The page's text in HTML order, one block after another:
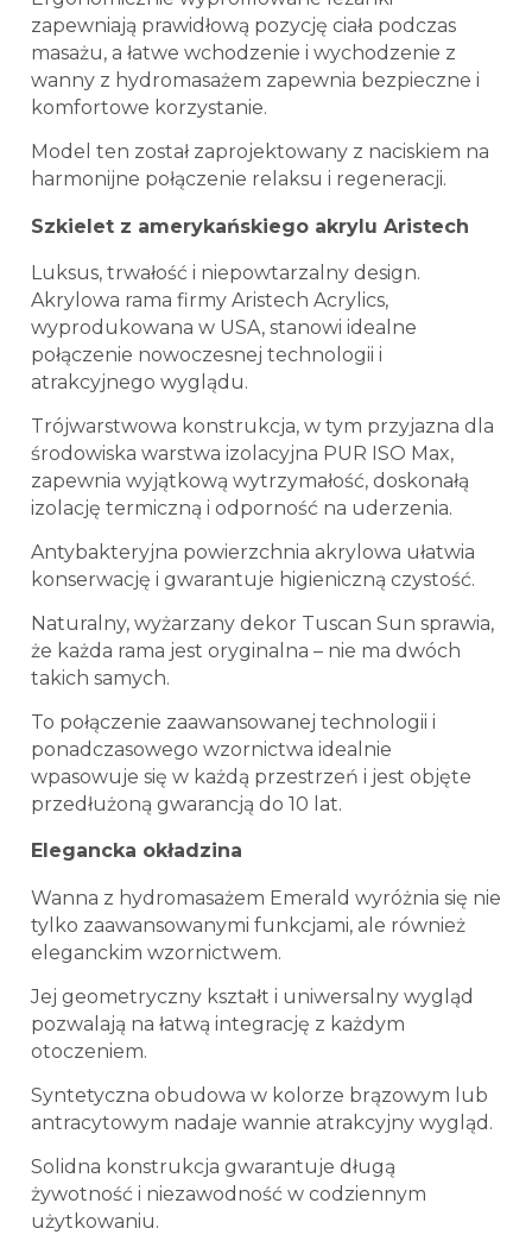
zapewniają prawidłową pozycję ciała podczas
masażu, a łatwe wchodzenie i wychodzenie z
wanny z hydromasażem zapewnia bezpieczne i
komfortowe korzystanie.
Model ten został zaprojektowany z naciskiem na
harmonijne połączenie relaksu i regeneracji.
Szkielet z amerykańskiego akrylu Aristech
Luksus, trwałość i niepowtarzalny design.
Akrylowa rama firmy Aristech Acrylics,
wyprodukowana w USA, stanowi idealne
połączenie nowoczesnej technologii i
atrakcyjnego wyglądu.
Trójwarstwowa konstrukcja, w tym przyjazna dla
środowiska warstwa izolacyjna PUR ISO Max,
zapewnia wyjątkową wytrzymałość, doskonałą
izolację termiczną i odporność na uderzenia.
Antybakteryjna powierzchnia akrylowa ułatwia
konserwację i gwarantuje higieniczną czystość.
Naturalny, wyżarzany dekor Tuscan Sun sprawia,
że ​​każda rama jest oryginalna – nie ma dwóch
takich samych.
To połączenie zaawansowanej technologii i
ponadczasowego wzornictwa idealnie
wpasowuje się w każdą przestrzeń i jest objęte
przedłużoną gwarancją do 10 lat.
Elegancka okładzina
Wanna z hydromasażem Emerald wyróżnia się nie
tylko zaawansowanymi funkcjami, ale również
eleganckim wzornictwem.
Jej geometryczny kształt i uniwersalny wygląd
pozwalają na łatwą integrację z każdym
otoczeniem.
Syntetyczna obudowa w kolorze brązowym lub
antracytowym nadaje wannie atrakcyjny wygląd.
Solidna konstrukcja gwarantuje długą
żywotność i niezawodność w codziennym
użytkowaniu.